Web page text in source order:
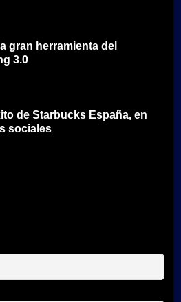
gran herramienta del
3.0
de Starbucks España, en
sociales